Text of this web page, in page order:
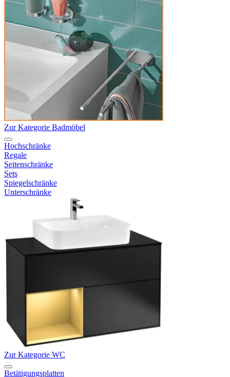
Zur Kategorie Badmöbel
Hochschränke
Regale
Seitenschränke
Sets
Spiegelschränke
Unterschränke
Zur Kategorie WC
Betätigungsplatten